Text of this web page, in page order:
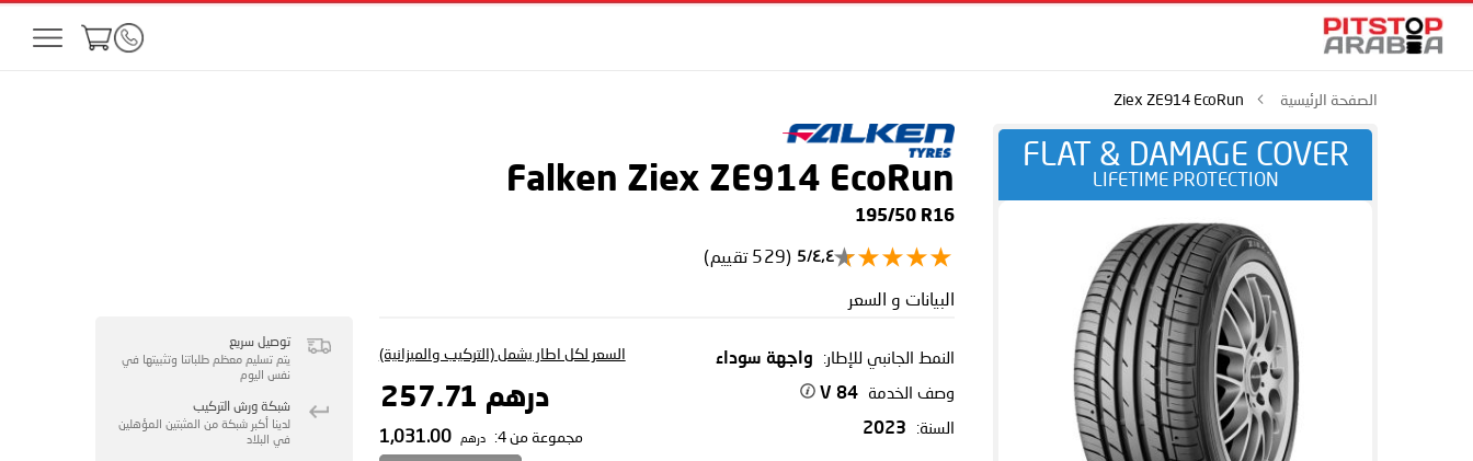
الصفحة الرئيسية Ziex ZE914 EcoRun
Falken Ziex ZE914 EcoRun
195/50 R16
٤٫٤/5 (529 تقييم)
FLAT & DAMAGE COVER
LIFETIME PROTECTION
البيانات و السعر
النمط الجانبي للإطار: واجهة سوداء
وصف الخدمة 84 V
السنة: 2023
السعر لكل اطار يشمل (التركيب والميزانية)
درهم 257.71
مجموعة من 4: درهم 1,031.00
توصيل سريع
يتم تسليم معظم طلباتنا وتثبيتها في
نفس اليوم
شبكة ورش التركيب
لدينا أكبر شبكة من المثبتين المؤهلين
في البلاد